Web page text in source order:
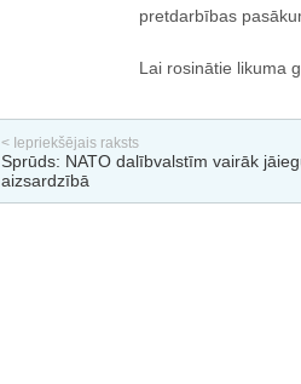
pretdarbības
Lai rosinātie likuma
< Iepriekšējais raksts
Sprūds: NATO dalībvalstīm vairāk
aizsardzībā